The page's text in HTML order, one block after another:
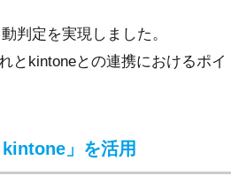
判定を実現しました。
とkintoneとの連携におけるポイ
」を活用